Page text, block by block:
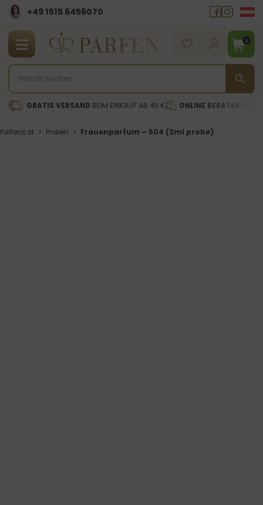
+49 1515 6456070
0
GRATIS VERSAND BEIM EINKAUF AB 49 € ONLINE BERATER
Parfens.at > Proben > Frauenparfum – 504 (2ml probe)